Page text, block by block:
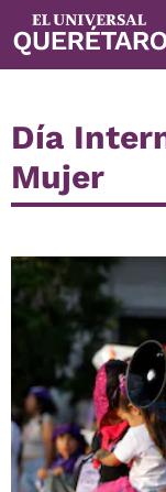
Día
Mujer